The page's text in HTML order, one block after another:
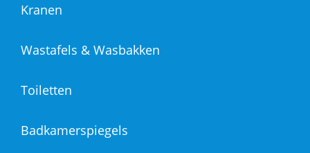
Kranen
Wastafels & Wasbakken
Toiletten
Badkamerspiegels